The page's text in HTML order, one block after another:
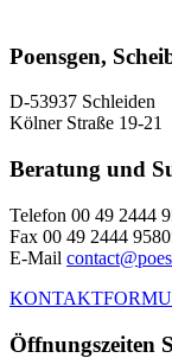
Poensgen,
D-53937 Schleiden
Kölner Straße 19-21
Beratung und
Telefon 00 49 2444
Fax 00 49 2444
E-Mail
Öffnungszeiten